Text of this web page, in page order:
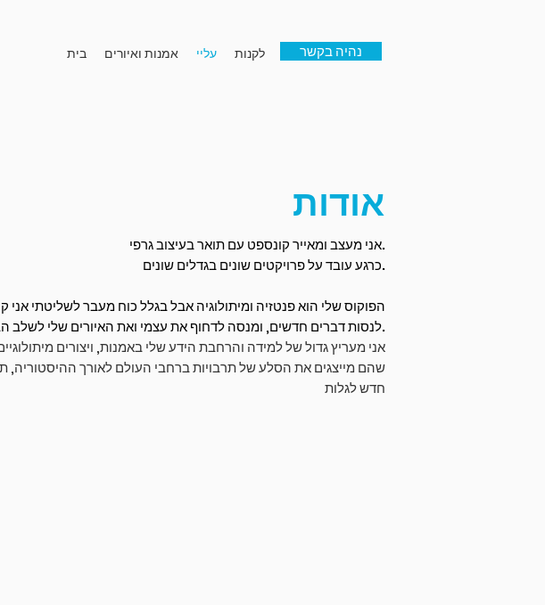
בית אמנות ואיורים עליי לקנות נהיה בקשר
אודות
אני מעצב ומאייר קונספט עם תואר בעיצוב גרפי.
כרגע עובד על פרויקטים שונים בגדלים שונים.
הפוקוס שלי הוא פנטזיה ומיתולוגיה אבל בגלל כוח מעבר לשליטתי אני
לנסות דברים חדשים, ומנסה לדחוף את עצמי ואת האיורים שלי לשלב הבא.
אני מעריץ גדול של למידה והרחבת הידע שלי באמנות, ויצורים
שהם מייצגים את הסלע של תרבויות ברחבי העולם לאורך ההיסטוריה,
חדש לגלות